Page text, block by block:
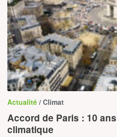
Actualité / Climat
Accord de Paris : 10
climatique